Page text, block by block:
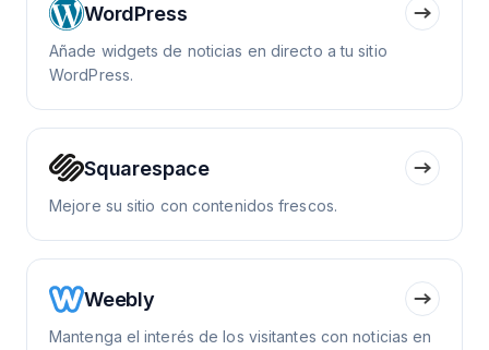
WordPress
Añade widgets de noticias en directo a tu sitio
WordPress.
Squarespace
Mejore su sitio con contenidos frescos.
Weebly
Mantenga el interés de los visitantes con noticias en